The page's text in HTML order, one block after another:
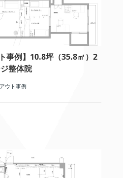
ト事例】10.8坪（35.8㎡）2
整体院
ウト事例